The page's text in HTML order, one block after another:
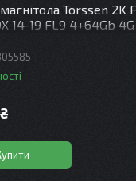
Torssen 2K
14-19 FL9 4+64Gb